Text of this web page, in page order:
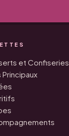
et Confiseries
Principaux